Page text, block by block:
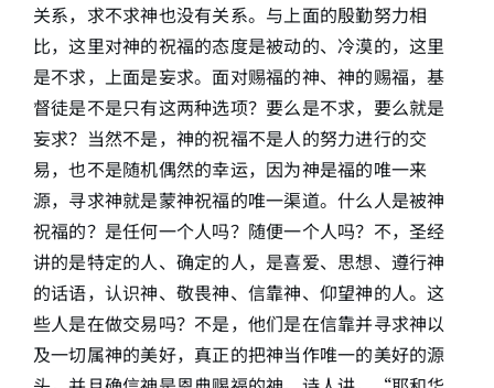
关系，求不求神也没有关系。与上面的殷勤努力相
比，这里对神的祝福的态度是被动的、冷漠的，这里
是不求，上面是妄求。面对赐福的神、神的赐福，基
督徒是不是只有这两种选项？要么是不求，要么就是
妄求？当然不是，神的祝福不是人的努力进行的交
易，也不是随机偶然的幸运，因为神是福的唯一来
源，寻求神就是蒙神祝福的唯一渠道。什么人是被神
祝福的？是任何一个人吗？随便一个人吗？不，圣经
讲的是特定的人、确定的人，是喜爱、思想、遵行神
的话语，认识神、敬畏神、信靠神、仰望神的人。这
些人是在做交易吗？不是，他们是在信靠并寻求神以
及一切属神的美好，真正的把神当作唯一的美好的源